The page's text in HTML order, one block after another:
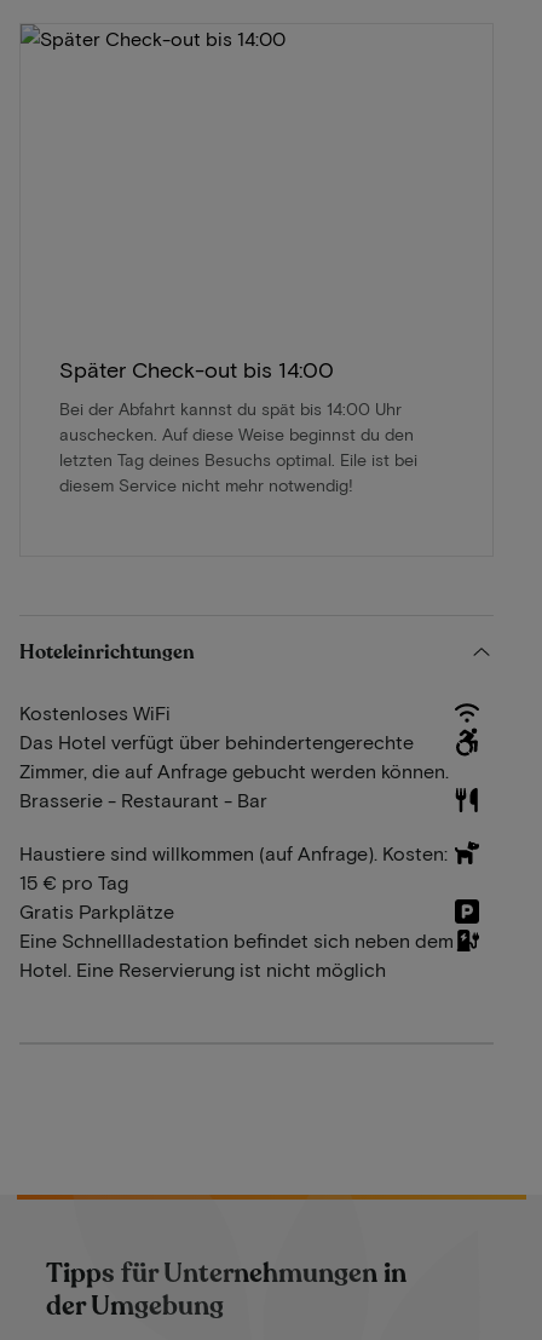
Später Check-out bis 14:00
Bei der Abfahrt kannst du spät bis 14:00 Uhr
auschecken. Auf diese Weise beginnst du den
letzten Tag deines Besuchs optimal. Eile ist bei
diesem Service nicht mehr notwendig!
Hoteleinrichtungen
Kostenloses WiFi
Das Hotel verfügt über behindertengerechte
Zimmer, die auf Anfrage gebucht werden können.
Brasserie - Restaurant - Bar
Haustiere sind willkommen (auf Anfrage). Kosten:
15 € pro Tag
Gratis Parkplätze
Eine Schnellladestation befindet sich neben dem
Hotel. Eine Reservierung ist nicht möglich
Tipps für Unternehmungen in
der Umgebung